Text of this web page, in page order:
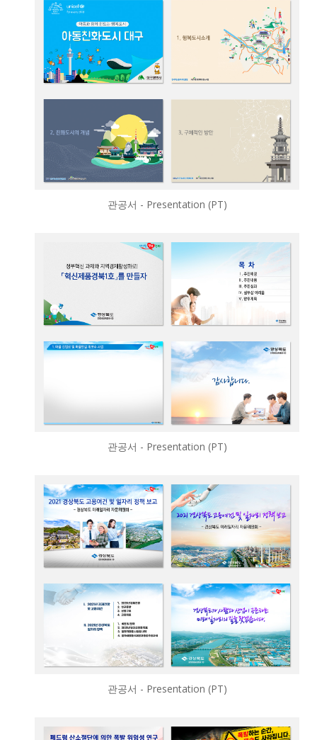
관공서 - Presentation (PT)
관공서 - Presentation (PT)
관공서 - Presentation (PT)